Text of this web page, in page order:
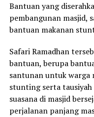
Bantuan yang
pembangunan masjid,
bantuan makanan
Safari Ramadhan
bantuan, berupa
santunan untuk warga
stunting serta tausiyah
suasana di masjid
perjalanan panjang